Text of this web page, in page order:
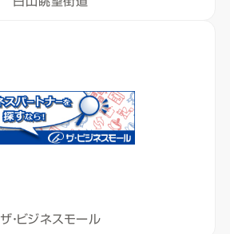
ザ・ビジネスモール